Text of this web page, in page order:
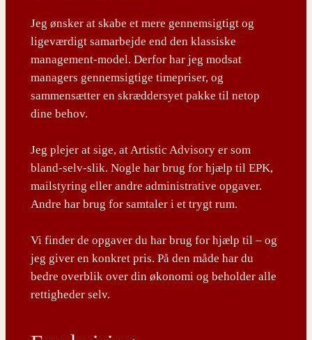
Jeg ønsker at skabe et mere gennemsigtigt og
ligeværdigt samarbejde end den klassiske
management-model. Derfor har jeg modsat
managers gennemsigtige timepriser, og
sammensætter en skræddersyet pakke til netop
dine behov.
Jeg plejer at sige, at Artistic Advisory er som
bland-selv-slik. Nogle har brug for hjælp til EPK,
mailstyring eller andre administrative opgaver.
Andre har brug for samtaler i et trygt rum.
Vi finder de opgaver du har brug for hjælp til – og
jeg giver en konkret pris. På den måde har du
bedre overblik over din økonomi og beholder alle
rettigheder selv.